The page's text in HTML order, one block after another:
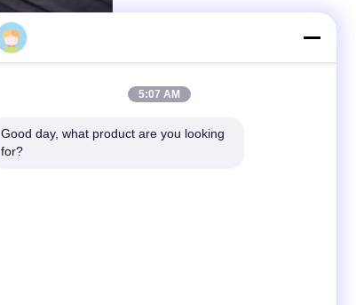
5:07 AM
Good day, what product are you looking
for?